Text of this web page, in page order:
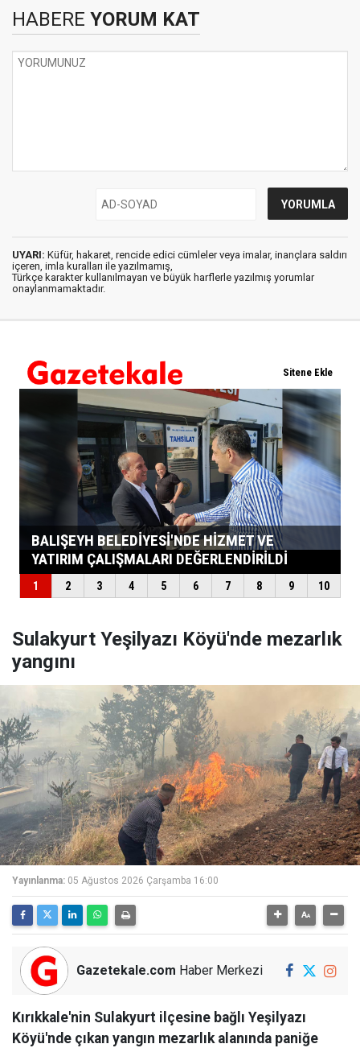
HABERE YORUM KAT
UYARI: Küfür, hakaret, rencide edici cümleler veya imalar, inançlara saldırı
içeren, imla kuralları ile yazılmamış,
Türkçe karakter kullanılmayan ve büyük harflerle yazılmış yorumlar
onaylanmamaktadır.
Sulakyurt Yeşilyazı Köyü'nde mezarlık
yangını
Yayınlanma: 05 Ağustos 2026 Çarşamba 16:00
Gazetekale.com Haber Merkezi
Kırıkkale'nin Sulakyurt ilçesine bağlı Yeşilyazı
Köyü'nde çıkan yangın mezarlık alanında paniğe